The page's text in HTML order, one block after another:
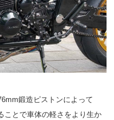
鍛造ピストンによって
ことで車体の軽さをより生か